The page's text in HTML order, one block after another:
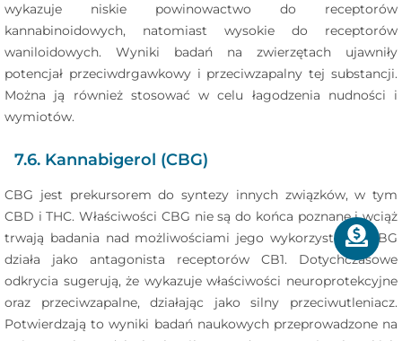
wykazuje niskie powinowactwo do receptorów
kannabinoidowych, natomiast wysokie do receptorów
waniloidowych. Wyniki badań na zwierzętach ujawniły
potencjał przeciwdrgawkowy i przeciwzapalny tej substancji.
Można ją również stosować w celu łagodzenia nudności i
wymiotów.
7.6. Kannabigerol (CBG)
CBG jest prekursorem do syntezy innych związków, w tym
CBD i THC. Właściwości CBG nie są do końca poznane i wciąż
trwają badania nad możliwościami jego wykorzystania. CBG
działa jako antagonista receptorów CB1. Dotychczasowe
odkrycia sugerują, że wykazuje właściwości neuroprotekcyjne
oraz przeciwzapalne, działając jako silny przeciwutleniacz.
Potwierdzają to wyniki badań naukowych przeprowadzone na